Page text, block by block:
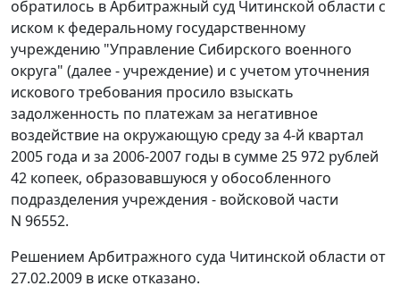
обратилось в Арбитражный суд Читинской области с
иском к федеральному государственному
учреждению "Управление Сибирского военного
округа" (далее - учреждение) и с учетом уточнения
искового требования просило взыскать
задолженность по платежам за негативное
воздействие на окружающую среду за 4-й квартал
2005 года и за 2006-2007 годы в сумме 25 972 рублей
42 копеек, образовавшуюся у обособленного
подразделения учреждения - войсковой части
N 96552.
Решением Арбитражного суда Читинской области от
27.02.2009 в иске отказано.